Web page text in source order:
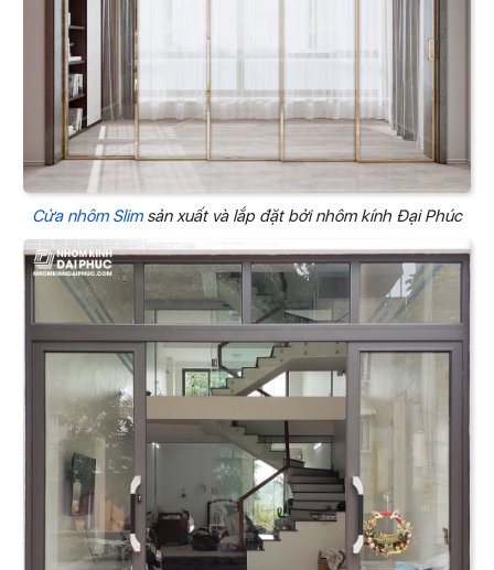
Cửa nhôm Slimsản xuất và lắp đặt bởi nhôm kính Đại Phúc